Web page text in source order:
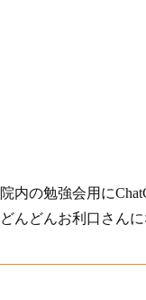
院内の勉強会用に
どんどんお利口さんに